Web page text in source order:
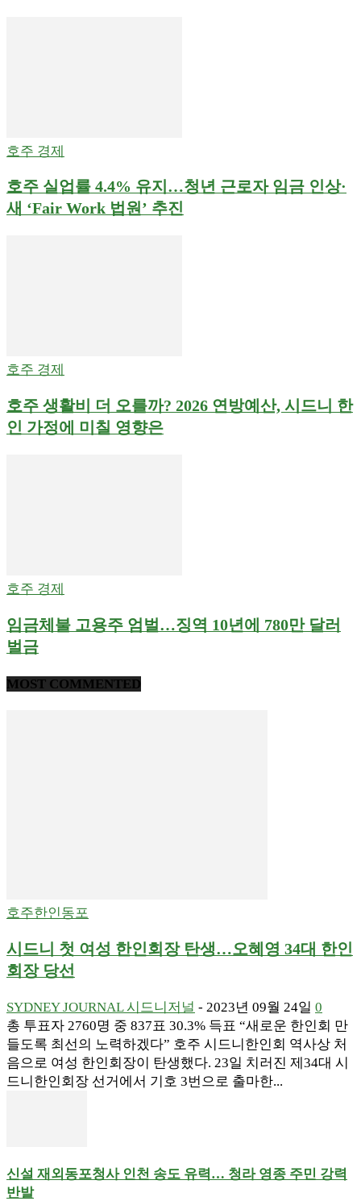
호주 경제
호주 실업률 4.4% 유지…청년 근로자 임금 인상·
새 ‘Fair Work 법원’ 추진
호주 경제
호주 생활비 더 오를까? 2026 연방예산, 시드니 한
인 가정에 미칠 영향은
호주 경제
임금체불 고용주 엄벌…징역 10년에 780만 달러
벌금
MOST COMMENTED
호주한인동포
시드니 첫 여성 한인회장 탄생…오혜영 34대 한인
회장 당선
SYDNEY JOURNAL 시드니저널 - 2023년 09월 24일 0
총 투표자 2760명 중 837표 30.3% 득표 “새로운 한인회 만
들도록 최선의 노력하겠다” 호주 시드니한인회 역사상 처
음으로 여성 한인회장이 탄생했다. 23일 치러진 제34대 시
드니한인회장 선거에서 기호 3번으로 출마한...
신설 재외동포청사 인천 송도 유력… 청라 영종 주민 강력
반발